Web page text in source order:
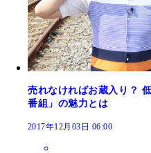
売れなければお蔵入り？
番組」の魅力とは
2017年12月03日 06:00